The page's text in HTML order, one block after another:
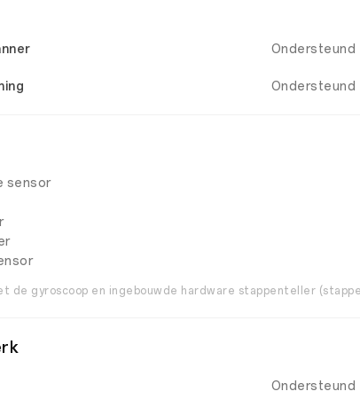
Ondersteund
Ondersteund
sensor
de gyroscoop en ingebouwde hardware stappenteller
Ondersteund